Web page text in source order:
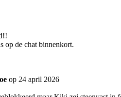
op de chat binnenkort.
op 24 april 2026